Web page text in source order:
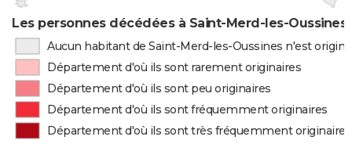
Les personnes décédées à Saint-Merd-les-Oussines
Aucun habitant de Saint-Merd-les-Oussines n'est
Département d'où ils sont rarement originaires
Département d'où ils sont peu originaires
Département d'où ils sont fréquemment originaires
Département d'où ils sont très fréquemment originaires